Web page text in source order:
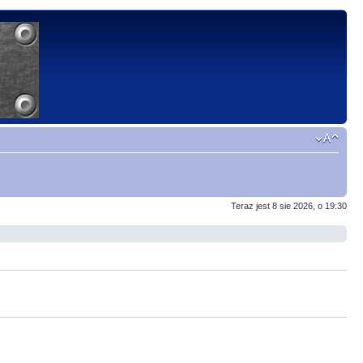
Teraz jest 8 sie 2026, o 19:30